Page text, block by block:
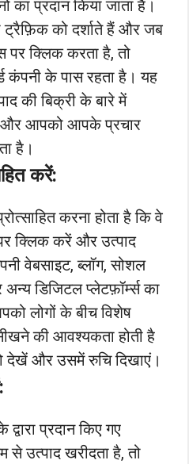
का प्रदान किया जाता है।
को दर्शाते हैं और जब
पर क्लिक करता है, तो
कंपनी के पास रहता है। यह
की बिक्री के बारे में
और आपको आपके प्रचार
है।
करें:
करना होता है कि वे
क्लिक करें और उत्पाद
वेबसाइट, ब्लॉग, सोशल
अन्य डिजिटल प्लेटफ़ॉर्म्स का
लोगों के बीच विशेष
की आवश्यकता होती है
देखें और उसमें रुचि दिखाएं।
प्रदान किए गए
से उत्पाद खरीदता है, तो